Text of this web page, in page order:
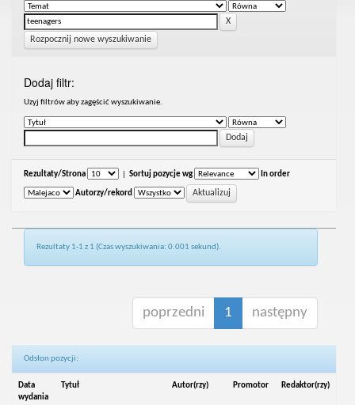
Rozpocznij nowe wyszukiwanie
Dodaj filtr:
Uzyj filtrów aby zagęścić wyszukiwanie.
Rezultaty/Strona Sortuj pozycje wg In order
Autorzy/rekord
Rezultaty 1-1 z 1 (Czas wyszukiwania: 0.001 sekund).
poprzedni 1 następny
Odsłon pozycji:
Data
wydania
Tytuł Autor(rzy) Promotor Redaktor(rzy)